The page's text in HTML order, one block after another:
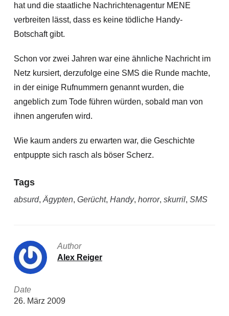
hat und die staatliche Nachrichtenagentur MENE
verbreiten lässt, dass es keine tödliche Handy-
Botschaft gibt.
Schon vor zwei Jahren war eine ähnliche Nachricht im
Netz kursiert, derzufolge eine SMS die Runde machte,
in der einige Rufnummern genannt wurden, die
angeblich zum Tode führen würden, sobald man von
ihnen angerufen wird.
Wie kaum anders zu erwarten war, die Geschichte
entpuppte sich rasch als böser Scherz.
Tags
absurd, Ägypten, Gerücht, Handy, horror, skurril, SMS
Author
Alex Reiger
Date
26. März 2009